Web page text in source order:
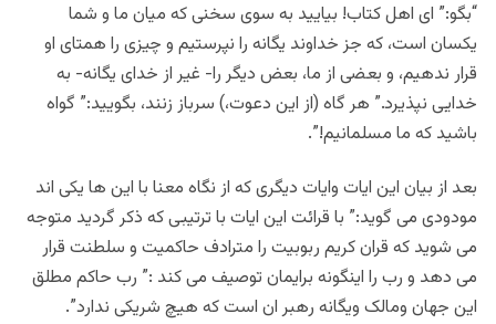
“بگو:” اى اهل كتاب! بياييد به سوى سخنى كه ميان ما و شما
يكسان است، كه جز خداوند يگانه را نپرستيم و چيزى را همتاى او
قرار ندهيم، و بعضى از ما، بعض ديگر را- غير از خداى يگانه- به
خدايى نپذيرد.” هر گاه (از اين دعوت،) سرباز زنند، بگوييد:” گواه
باشيد كه ما مسلمانيم!”.
بعد از بیان این ایات وایات دیگری که از نگاه معنا با این ها یکی اند
مودودی می گوید:” با قرائت این ایات با ترتیبی که ذکر گردید متوجه
می شوید که قران کریم ربوبیت را مترادف حاکمیت و سلطنت قرار
می دهد و رب را اینگونه برایمان توصیف می کند :” رب حاکم مطلق
این جهان ومالک ویگانه رهبر ان است که هیچ شریکی ندارد”.